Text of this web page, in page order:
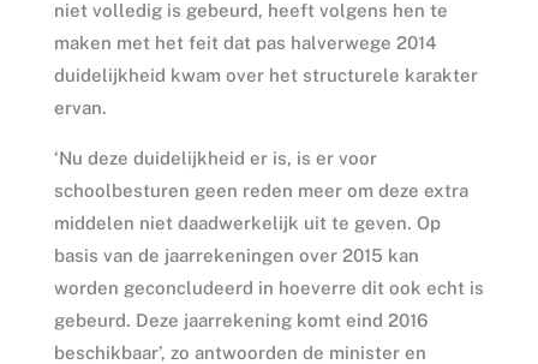
niet volledig is gebeurd, heeft volgens hen te
maken met het feit dat pas halverwege 2014
duidelijkheid kwam over het structurele karakter
ervan.
‘Nu deze duidelijkheid er is, is er voor
schoolbesturen geen reden meer om deze extra
middelen niet daadwerkelijk uit te geven. Op
basis van de jaarrekeningen over 2015 kan
worden geconcludeerd in hoeverre dit ook echt is
gebeurd. Deze jaarrekening komt eind 2016
beschikbaar’, zo antwoorden de minister en